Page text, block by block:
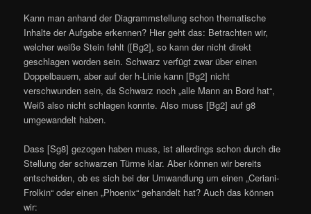
Kann man anhand der Diagrammstellung schon thematische
Inhalte der Aufgabe erkennen? Hier geht das: Betrachten wir,
welcher weiße Stein fehlt ([Bg2], so kann der nicht direkt
geschlagen worden sein. Schwarz verfügt zwar über einen
Doppelbauern, aber auf der h-Linie kann [Bg2] nicht
verschwunden sein, da Schwarz noch „alle Mann an Bord hat“,
Weiß also nicht schlagen konnte. Also muss [Bg2] auf g8
umgewandelt haben.
Dass [Sg8] gezogen haben muss, ist allerdings schon durch die
Stellung der schwarzen Türme klar. Aber können wir bereits
entscheiden, ob es sich bei der Umwandlung um einen „Ceriani-
Frolkin“ oder einen „Phoenix“ gehandelt hat? Auch das können
wir: